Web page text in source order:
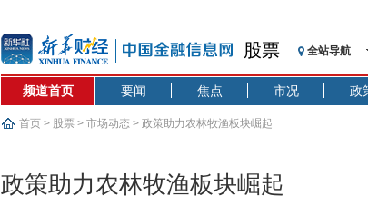
股票 全站导航
频道首页 要闻 焦点 市况 政
首页 > 股票 > 市场动态 > 政策助力农林牧渔板块崛起
政策助力农林牧渔板块崛起